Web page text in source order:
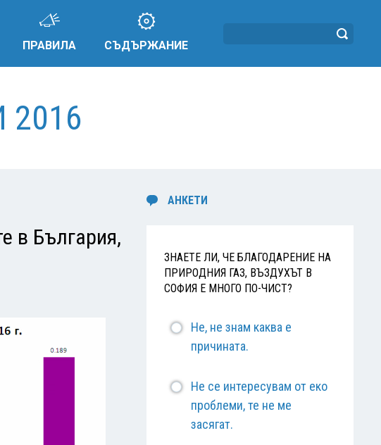
ПРАВИЛА СЪДЪРЖАНИЕ
в България,
АНКЕТИ
ЗНАЕТЕ ЛИ, ЧЕ БЛАГОДАРЕНИЕ НА
ПРИРОДНИЯ ГАЗ, ВЪЗДУХЪТ В
СОФИЯ Е МНОГО ПО-ЧИСТ?
Не, не знам каква е
причината.
Не се интересувам от еко
проблеми, те не ме
засягат.